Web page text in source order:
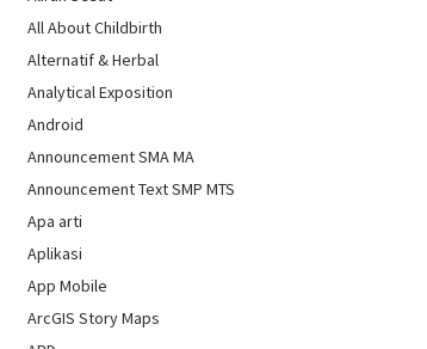
All About Childbirth
Alternatif & Herbal
Analytical Exposition
Android
Announcement SMA MA
Announcement Text SMP MTS
Apa arti
Aplikasi
App Mobile
ArcGIS Story Maps